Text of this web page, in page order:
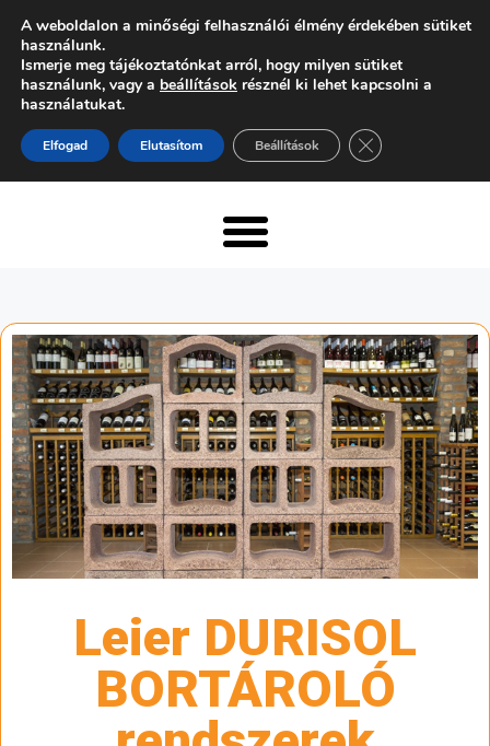
Leier DURISOL
BORTÁROLÓ
A weboldalon a minőségi felhasználói élmény érdekében sütiket
használunk.
Ismerje meg tájékoztatónkat arról, hogy milyen sütiket
használunk, vagy a beállítások résznél ki lehet kapcsolni a
használatukat.
Elfogad Elutasítom Beállítások Close GDPR